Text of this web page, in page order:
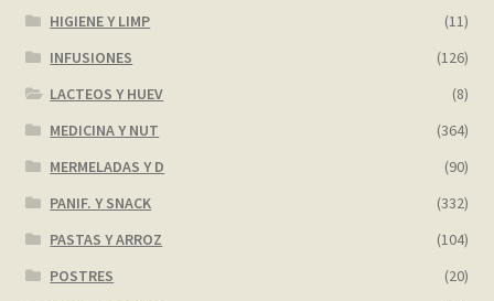
HIGIENE Y LIMP
(11)
INFUSIONES
(126)
LACTEOS Y HUEV
(8)
MEDICINA Y NUT
(364)
MERMELADAS Y D
(90)
PANIF. Y SNACK
(332)
PASTAS Y ARROZ
(104)
POSTRES
(20)